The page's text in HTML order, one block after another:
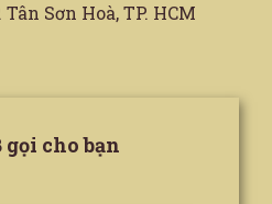
Tân Sơn Hoà, TP. HCM
gọi cho bạn